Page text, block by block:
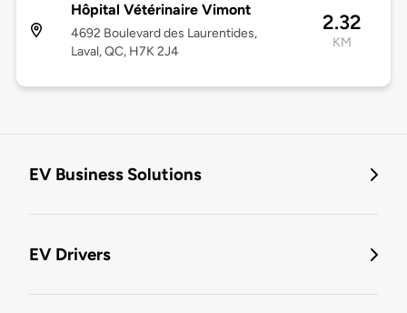
Hôpital Vétérinaire Vimont
4692 Boulevard des Laurentides,
Laval, QC, H7K 2J4
2.32
KM
EV Business Solutions
EV Drivers